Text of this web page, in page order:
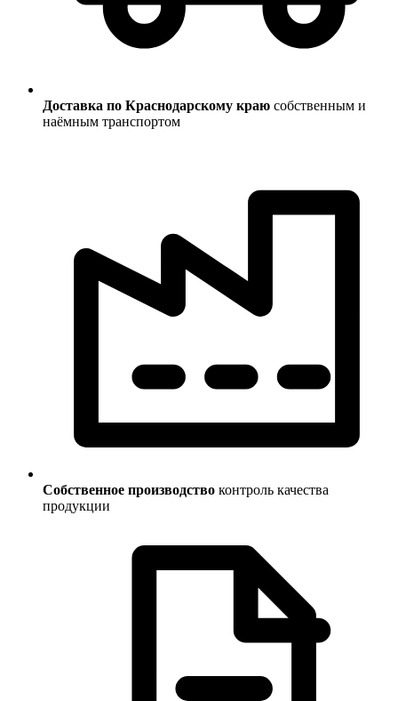
Доставка по Краснодарскому краю собственным и
наёмным транспортом
Собственное производство контроль качества
продукции